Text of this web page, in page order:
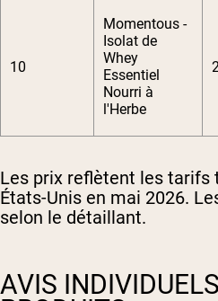
10
Momentous -
Isolat de
Whey
Essentiel
Nourri à
l'Herbe
Les prix reflètent les tarifs
États-Unis en mai 2026.
selon le détaillant.
AVIS